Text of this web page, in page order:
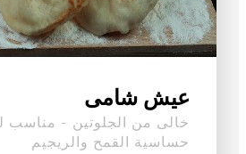
عيش شامى
خالى من الجلوتين -
حساسية القمح والريجيم